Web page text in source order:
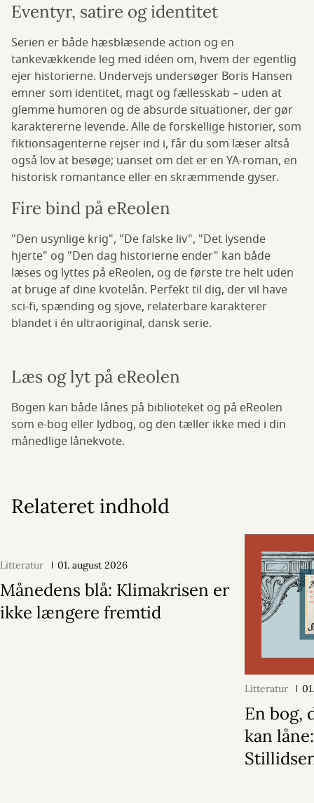
Eventyr, satire og identitet
Serien er både hæsblæsende action og en
tankevækkende leg med idéen om, hvem der egentlig
ejer historierne. Undervejs undersøger Boris Hansen
emner som identitet, magt og fællesskab – uden at
glemme humoren og de absurde situationer, der gør
karaktererne levende. Alle de forskellige historier, som
fiktionsagenterne rejser ind i, får du som læser altså
også lov at besøge; uanset om det er en YA-roman, en
historisk romantance eller en skræmmende gyser.
Fire bind på eReolen
"Den usynlige krig", "De falske liv", "Det lysende
hjerte" og "Den dag historierne ender" kan både
læses og lyttes på eReolen, og de første tre helt uden
at bruge af dine kvotelån. Perfekt til dig, der vil have
sci-fi, spænding og sjove, relaterbare karakterer
blandet i én ultraoriginal, dansk serie.
Læs og lyt på eReolen
Bogen kan både lånes på biblioteket og på eReolen
som e-bog eller lydbog, og den tæller ikke med i din
månedlige lånekvote.
Relateret indhold
Litteratur 01. august 2026
Månedens blå: Klimakrisen er
ikke længere fremtid
Litteratur
En bog,
kan låne: